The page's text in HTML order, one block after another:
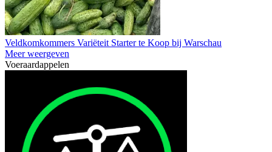
Veldkomkommers Variëteit Starter te Koop bij Warschau
Meer weergeven
Voeraardappelen